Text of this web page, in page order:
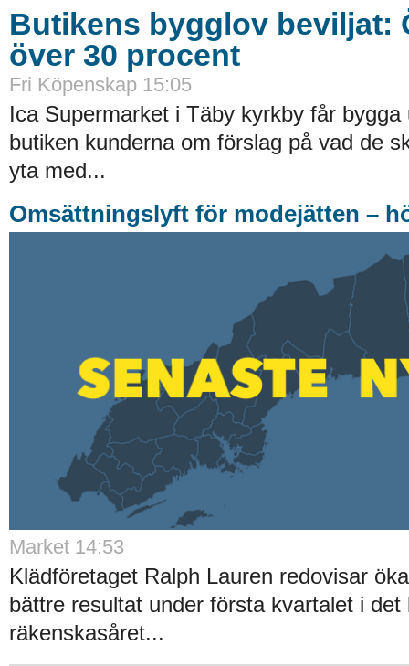
Butikens bygglov beviljat:
över 30 procent
Fri Köpenskap 15:05
Ica Supermarket i Täby kyrkby får bygga
butiken kunderna om förslag på vad de
yta med...
Omsättningslyft för modejätten –
Market 14:53
Klädföretaget Ralph Lauren redovisar
bättre resultat under första kvartalet i det
räkenskasåret...